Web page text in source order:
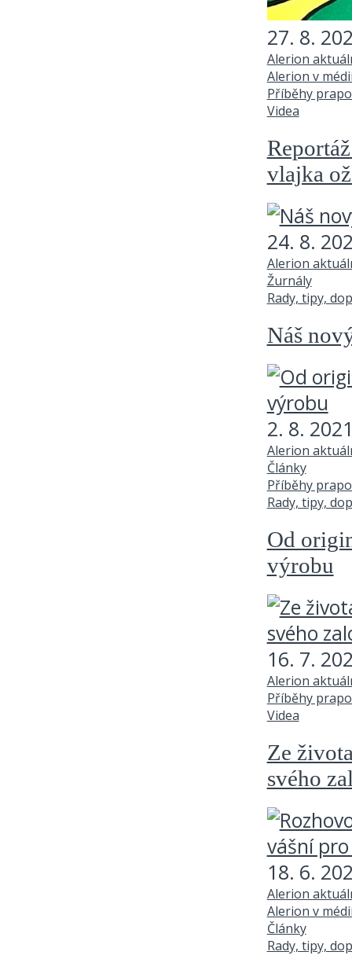
27. 8.
Alerion
Alerion v
Příběhy
Videa
vlajka
24. 8.
Alerion
Žurnály
Rady, tipy,
Náš
2. 8.
Alerion
Články
Příběhy
Rady, tipy,
Od
výrobu
16. 7.
Alerion
Příběhy
Videa
Ze
svého
18. 6.
Alerion
Alerion v
Články
Rady, tipy,